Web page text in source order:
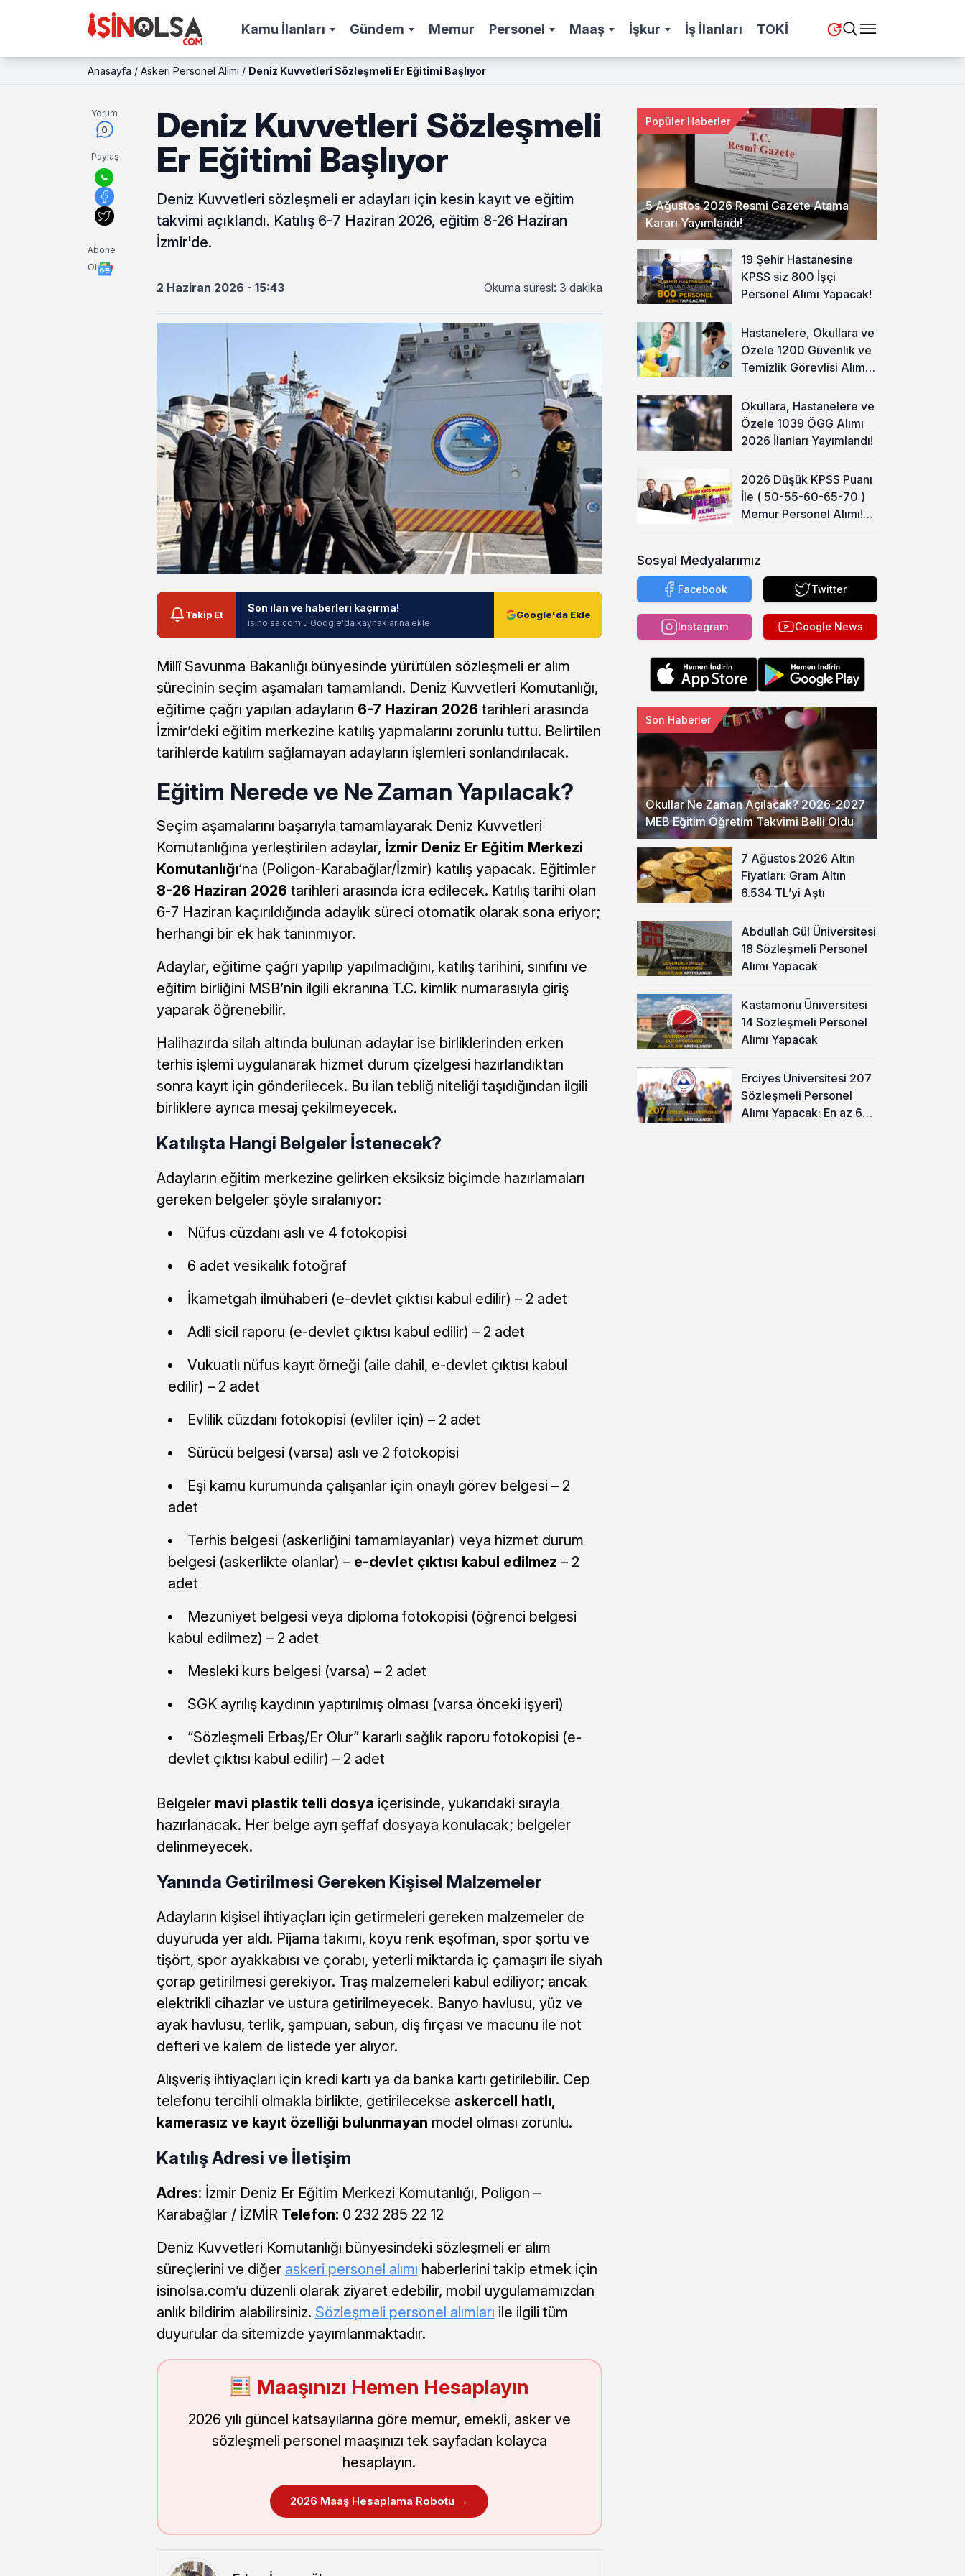
Kamu İlanları Gündem Memur Personel Maaş İşkur İş İlanları TOKİ
Anasayfa / Askeri Personel Alımı / Deniz Kuvvetleri Sözleşmeli Er Eğitimi Başlıyor
Yorum
0
Paylaş
Abone
Ol
Deniz Kuvvetleri Sözleşmeli
Er Eğitimi Başlıyor
Deniz Kuvvetleri sözleşmeli er adayları için kesin kayıt ve eğitim
takvimi açıklandı. Katılış 6-7 Haziran 2026, eğitim 8-26 Haziran
İzmir'de.
2 Haziran 2026 - 15:43 Okuma süresi: 3 dakika
Takip Et
Son ilan ve haberleri kaçırma!
isinolsa.com'u Google'da kaynaklarına ekle
Google'da Ekle
Millî Savunma Bakanlığı bünyesinde yürütülen sözleşmeli er alım
sürecinin seçim aşamaları tamamlandı. Deniz Kuvvetleri Komutanlığı,
eğitime çağrı yapılan adayların 6-7 Haziran 2026 tarihleri arasında
İzmir’deki eğitim merkezine katılış yapmalarını zorunlu tuttu. Belirtilen
tarihlerde katılım sağlamayan adayların işlemleri sonlandırılacak.
Eğitim Nerede ve Ne Zaman Yapılacak?
Seçim aşamalarını başarıyla tamamlayarak Deniz Kuvvetleri
Komutanlığına yerleştirilen adaylar, İzmir Deniz Er Eğitim Merkezi
Komutanlığı‘na (Poligon-Karabağlar/İzmir) katılış yapacak. Eğitimler
8-26 Haziran 2026 tarihleri arasında icra edilecek. Katılış tarihi olan
6-7 Haziran kaçırıldığında adaylık süreci otomatik olarak sona eriyor;
herhangi bir ek hak tanınmıyor.
Adaylar, eğitime çağrı yapılıp yapılmadığını, katılış tarihini, sınıfını ve
eğitim birliğini MSB’nin ilgili ekranına T.C. kimlik numarasıyla giriş
yaparak öğrenebilir.
Halihazırda silah altında bulunan adaylar ise birliklerinden erken
terhis işlemi uygulanarak hizmet durum çizelgesi hazırlandıktan
sonra kayıt için gönderilecek. Bu ilan tebliğ niteliği taşıdığından ilgili
birliklere ayrıca mesaj çekilmeyecek.
Katılışta Hangi Belgeler İstenecek?
Adayların eğitim merkezine gelirken eksiksiz biçimde hazırlamaları
gereken belgeler şöyle sıralanıyor:
Nüfus cüzdanı aslı ve 4 fotokopisi
6 adet vesikalık fotoğraf
İkametgah ilmühaberi (e-devlet çıktısı kabul edilir) – 2 adet
Adli sicil raporu (e-devlet çıktısı kabul edilir) – 2 adet
Vukuatlı nüfus kayıt örneği (aile dahil, e-devlet çıktısı kabul
edilir) – 2 adet
Evlilik cüzdanı fotokopisi (evliler için) – 2 adet
Sürücü belgesi (varsa) aslı ve 2 fotokopisi
Eşi kamu kurumunda çalışanlar için onaylı görev belgesi – 2
adet
Terhis belgesi (askerliğini tamamlayanlar) veya hizmet durum
belgesi (askerlikte olanlar) – e-devlet çıktısı kabul edilmez – 2
adet
Mezuniyet belgesi veya diploma fotokopisi (öğrenci belgesi
kabul edilmez) – 2 adet
Mesleki kurs belgesi (varsa) – 2 adet
SGK ayrılış kaydının yaptırılmış olması (varsa önceki işyeri)
“Sözleşmeli Erbaş/Er Olur” kararlı sağlık raporu fotokopisi (e-
devlet çıktısı kabul edilir) – 2 adet
Belgeler mavi plastik telli dosya içerisinde, yukarıdaki sırayla
hazırlanacak. Her belge ayrı şeffaf dosyaya konulacak; belgeler
delinmeyecek.
Yanında Getirilmesi Gereken Kişisel Malzemeler
Adayların kişisel ihtiyaçları için getirmeleri gereken malzemeler de
duyuruda yer aldı. Pijama takımı, koyu renk eşofman, spor şortu ve
tişört, spor ayakkabısı ve çorabı, yeterli miktarda iç çamaşırı ile siyah
çorap getirilmesi gerekiyor. Traş malzemeleri kabul ediliyor; ancak
elektrikli cihazlar ve ustura getirilmeyecek. Banyo havlusu, yüz ve
ayak havlusu, terlik, şampuan, sabun, diş fırçası ve macunu ile not
defteri ve kalem de listede yer alıyor.
Alışveriş ihtiyaçları için kredi kartı ya da banka kartı getirilebilir. Cep
telefonu tercihli olmakla birlikte, getirilecekse askercell hatlı,
kamerasız ve kayıt özelliği bulunmayan model olması zorunlu.
Katılış Adresi ve İletişim
Adres: İzmir Deniz Er Eğitim Merkezi Komutanlığı, Poligon –
Karabağlar / İZMİR Telefon: 0 232 285 22 12
Deniz Kuvvetleri Komutanlığı bünyesindeki sözleşmeli er alım
süreçlerini ve diğer askeri personel alımı haberlerini takip etmek için
isinolsa.com’u düzenli olarak ziyaret edebilir, mobil uygulamamızdan
anlık bildirim alabilirsiniz. Sözleşmeli personel alımları ile ilgili tüm
duyurular da sitemizde yayımlanmaktadır.
Maaşınızı Hemen Hesaplayın
2026 yılı güncel katsayılarına göre memur, emekli, asker ve
sözleşmeli personel maaşınızı tek sayfadan kolayca
hesaplayın.
2026 Maaş Hesaplama Robotu →
5 Ağustos 2026 Resmi Gazete Atama
Kararı Yayımlandı!
Popüler Haberler
19 Şehir Hastanesine
KPSS siz 800 İşçi
Personel Alımı Yapacak!
Hastanelere, Okullara ve
Özele 1200 Güvenlik ve
Temizlik Görevlisi Alımı
Okullara, Hastanelere ve
Özele 1039 ÖGG Alımı
2026 İlanları Yayımlandı!
2026 Düşük KPSS Puanı
İle ( 50-55-60-65-70 )
Memur Personel Alımı!
Sosyal Medyalarımız
Facebook Twitter
Instagram Google News
Okullar Ne Zaman Açılacak? 2026-2027
MEB Eğitim Öğretim Takvimi Belli Oldu
Son Haberler
7 Ağustos 2026 Altın
Fiyatları: Gram Altın
6.534 TL’yi Aştı
Abdullah Gül Üniversitesi
18 Sözleşmeli Personel
Alımı Yapacak
Kastamonu Üniversitesi
14 Sözleşmeli Personel
Alımı Yapacak
Erciyes Üniversitesi 207
Sözleşmeli Personel
Alımı Yapacak: En az 60